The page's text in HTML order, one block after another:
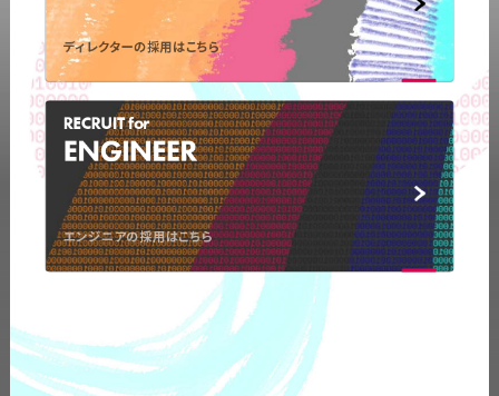
ディレクターの採用はこちら
RECRUIT for
ENGINEER
エンジニアの採用はこちら
弊社の事業についてや、
取材のお問い合わせなど
お気軽にご連絡ください。